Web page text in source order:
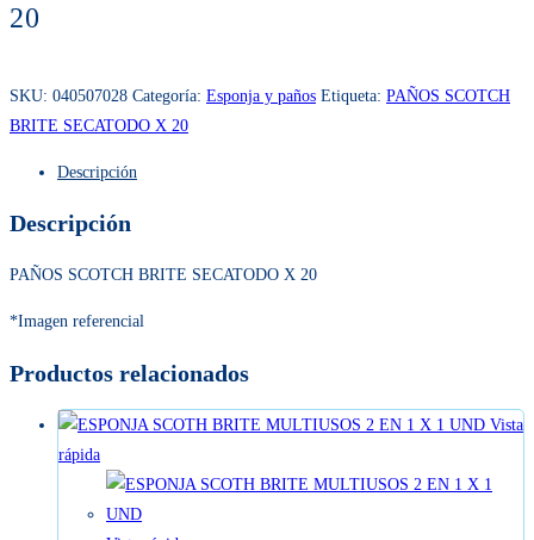
20
SKU: 040507028 Categoría: Esponja y paños Etiqueta: PAÑOS SCOTCH
BRITE SECATODO X 20
Descripción
Descripción
PAÑOS SCOTCH BRITE SECATODO X 20
*Imagen referencial
Productos relacionados
Vista
rápida